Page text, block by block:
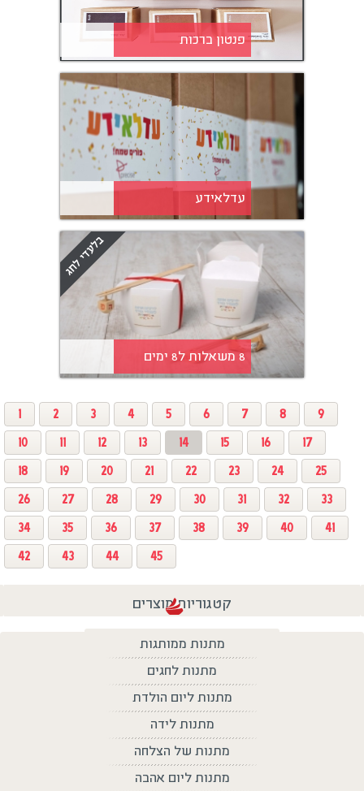
פנטון ברכות
עדלאידע
8 משאלות ל8 ימים
1 2 3 4 5 6 7 8
9
10
11 12 13 14 15 16
17
18
19 20 21 22 23 24
25
26
27 28 29 30 31 32
33
34
35 36 37 38 39 40
41
42
43 44 45
קטגוריות מוצרים
מתנות ממותגות
מתנות לחגים
מתנות ליום הולדת
מתנות לידה
מתנות של הצלחה
מתנות ליום אהבה